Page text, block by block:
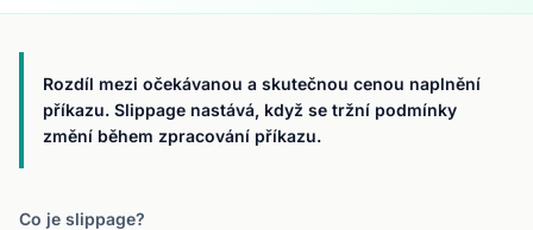
Rozdíl mezi očekávanou a skutečnou cenou naplnění
příkazu. Slippage nastává, když se tržní podmínky
změní během zpracování příkazu.
Co je slippage?